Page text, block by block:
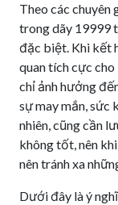
Theo các chuyên
trong dãy 19999
đặc biệt. Khi kết
quan tích cực cho
chỉ ảnh hưởng
sự may mắn, sức
nhiên, cũng cần
không tốt, nên
nên tránh xa
Dưới đây là ý